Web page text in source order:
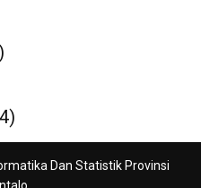
Dan Statistik Provinsi